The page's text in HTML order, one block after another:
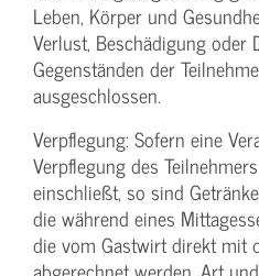
Leben, Körper und
Verlust, Beschädigung oder
Gegenständen der
ausgeschlossen.
Verpflegung: Sofern eine
Verpflegung des
einschließt, so sind
die während eines
die vom Gastwirt direkt mit